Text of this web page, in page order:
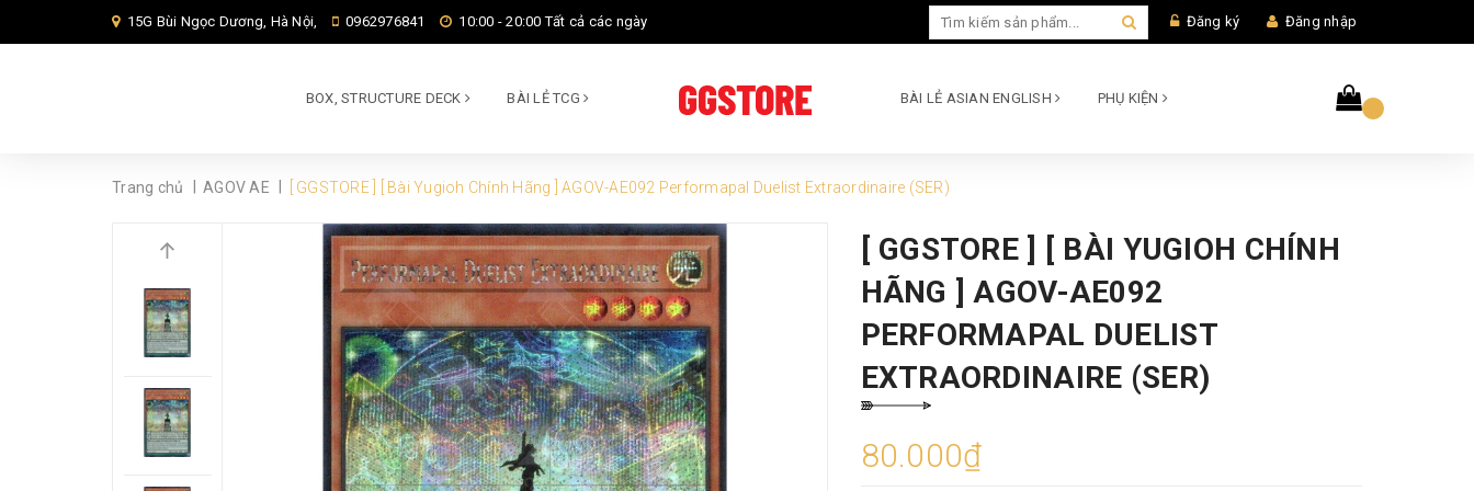
15G Bùi Ngọc Dương, Hà Nội, 0962976841 10:00 - 20:00 Tất cả các ngày Đăng ký Đăng nhập
BOX, STRUCTURE DECK BÀI LẺ TCG BÀI LẺ ASIAN ENGLISH PHỤ KIỆN
Trang chủ AGOV AE [ GGSTORE ] [ Bài Yugioh Chính Hãng ] AGOV-AE092 Performapal Duelist Extraordinaire (SER)
[ GGSTORE ] [ BÀI YUGIOH CHÍNH
HÃNG ] AGOV-AE092
PERFORMAPAL DUELIST
EXTRAORDINAIRE (SER)
80.000₫